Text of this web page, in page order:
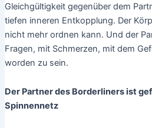
Gleichgültigkeit gegenüber dem
tiefen inneren Entkopplung. Der
nicht mehr ordnen kann. Und der
Fragen, mit Schmerzen, mit dem
worden zu sein.
Der Partner des Borderliners ist
Spinnennetz